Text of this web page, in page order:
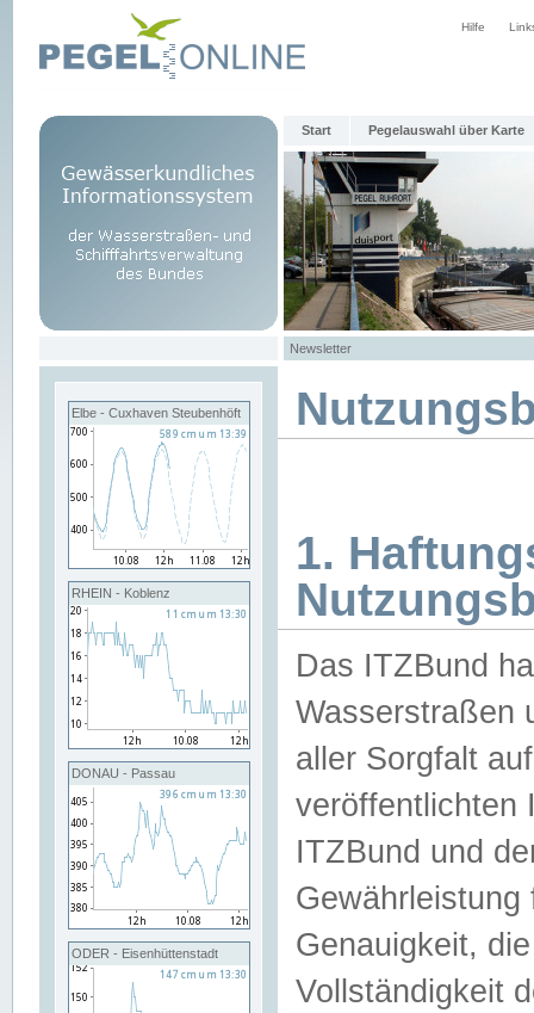
Hilfe
Start Pegelauswahl über Karte
Newsletter
Elbe - Cuxhaven Steubenhöft
RHEIN - Koblenz
DONAU - Passau
ODER - Eisenhüttenstadt
1.
Das ITZBund
Wasserstraßen
aller Sorgfalt
veröffentlichten
ITZBund und
Genauigkeit,
Vollständigkeit